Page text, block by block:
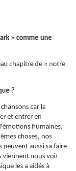
» comme une
chapitre de « notre
?
car la
et entrer en
humaines.
choses, nos
peuvent aussi sa faire
viennent nous voir
les a aidés à